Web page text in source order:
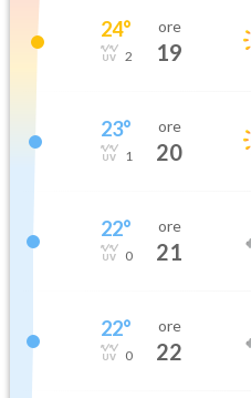
24°
2
ore
19
23°
1
ore
20
22°
0
ore
21
22°
0
ore
22